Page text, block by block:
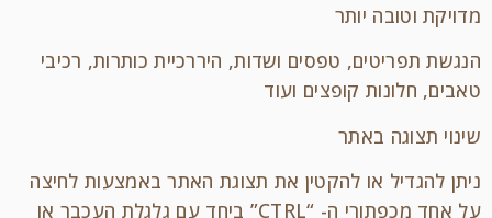
מדויקת וטובה יותר
הנגשת תפריטים, טפסים ושדות, היררכיית כותרות, רכיבי
טאבים, חלונות קופצים ועוד
שינוי תצוגה באתר
ניתן להגדיל או להקטין את תצוגת האתר באמצעות לחיצה
על אחד מכפתורי ה- “CTRL” ביחד עם גלגלת העכבר או